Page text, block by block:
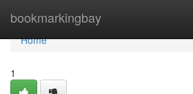
bookmarkingbay
Home
Home
1